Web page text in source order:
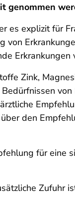
genommen
es explizit für
von
Erkrankungen
Zink,
von
den
für eine
Zufuhr